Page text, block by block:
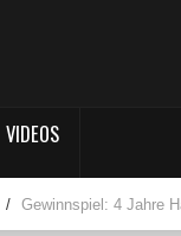
VIDEOS
/ Gewinnspiel: 4 Jahre